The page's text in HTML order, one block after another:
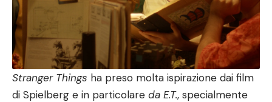
Stranger Things ha preso molta ispirazione dai film
di Spielberg e in particolare da E.T., specialmente